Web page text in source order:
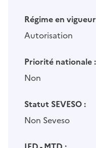
Régime en
Autorisation
Priorité nationale :
Non
Statut SEVESO :
Non Seveso